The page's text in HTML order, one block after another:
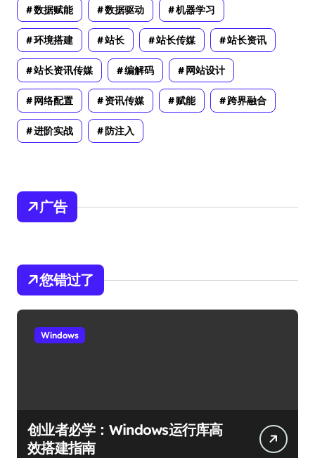
数据赋能 数据驱动 机器学习
环境搭建 站长 站长传媒 站长资讯
站长资讯传媒 编解码 网站设计
网络配置 资讯传媒 赋能 跨界融合
进阶实战 防注入
广告
您错过了
Windows
创业者必学：Windows运行库高
效搭建指南